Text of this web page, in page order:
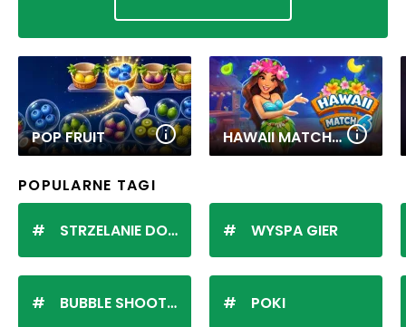
POP FRUIT HAWAII MATCH 6
POPULARNE TAGI
STRZELANIE DO KULEK
BUBBLE SHOOTER
WYSPA GIER
POKI